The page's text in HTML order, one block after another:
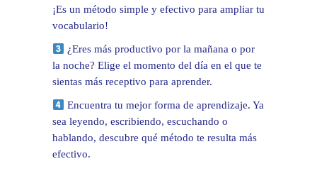
¡Es un método simple y efectivo para ampliar tu
vocabulario!
¿Eres más productivo por la mañana o por
la noche? Elige el momento del día en el que te
sientas más receptivo para aprender.
Encuentra tu mejor forma de aprendizaje. Ya
sea leyendo, escribiendo, escuchando o
hablando, descubre qué método te resulta más
efectivo.